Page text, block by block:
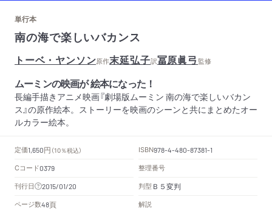
単行本
南の海で楽しいバカンス
トーベ・ヤンソン原作末延弘子訳冨原眞弓 監修
ムーミンの映画が 絵本になった！
長編手描きアニメ映画『劇場版ムーミン 南の海で楽しいバカン
ス』の原作絵本。ストーリーを映画のシーンと共にまとめたオー
ルカラー絵本。
定価1,650円 （10％税込） ISBN978-4-480-87381-1
Cコード0379
整理番号
刊行日
2015/01/20 判型 Ｂ５変判
ページ数48頁 解説